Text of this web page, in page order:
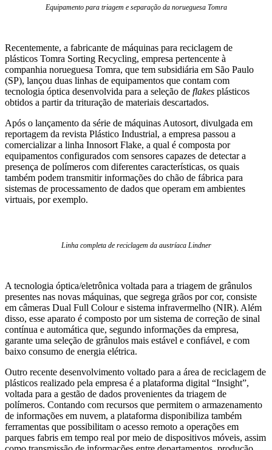
Equipamento para triagem e separação da norueguesa Tomra
Recentemente, a fabricante de máquinas para reciclagem de
plásticos Tomra Sorting Recycling, empresa pertencente à
companhia norueguesa Tomra, que tem subsidiária em São Paulo
(SP), lançou duas linhas de equipamentos que contam com
tecnologia óptica desenvolvida para a seleção de flakes plásticos
obtidos a partir da trituração de materiais descartados.
Após o lançamento da série de máquinas Autosort, divulgada em
reportagem da revista Plástico Industrial, a empresa passou a
comercializar a linha Innosort Flake, a qual é composta por
equipamentos configurados com sensores capazes de detectar a
presença de polímeros com diferentes características, os quais
também podem transmitir informações do chão de fábrica para
sistemas de processamento de dados que operam em ambientes
virtuais, por exemplo.
Linha completa de reciclagem da austríaca Lindner
A tecnologia óptica/eletrônica voltada para a triagem de grânulos
presentes nas novas máquinas, que segrega grãos por cor, consiste
em câmeras Dual Full Colour e sistema infravermelho (NIR). Além
disso, esse aparato é composto por um sistema de correção de sinal
contínua e automática que, segundo informações da empresa,
garante uma seleção de grânulos mais estável e confiável, e com
baixo consumo de energia elétrica.
Outro recente desenvolvimento voltado para a área de reciclagem de
plásticos realizado pela empresa é a plataforma digital “Insight”,
voltada para a gestão de dados provenientes da triagem de
polímeros. Contando com recursos que permitem o armazenamento
de informações em nuvem, a plataforma disponibiliza também
ferramentas que possibilitam o acesso remoto a operações em
parques fabris em tempo real por meio de dispositivos móveis, assim